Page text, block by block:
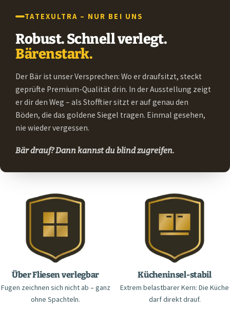
TATEXULTRA – NUR BEI UNS
Robust. Schnell verlegt.
Bärenstark.
Der Bär ist unser Versprechen: Wo er draufsitzt, steckt
geprüfte Premium-Qualität drin. In der Ausstellung zeigt
er dir den Weg – als Stofftier sitzt er auf genau den
Böden, die das goldene Siegel tragen. Einmal gesehen,
nie wieder vergessen.
Bär drauf? Dann kannst du blind zugreifen.
Über Fliesen verlegbar
Fugen zeichnen sich nicht ab – ganz
ohne Spachteln.
Kücheninsel-stabil
Extrem belastbarer Kern: Die Küche
darf direkt drauf.